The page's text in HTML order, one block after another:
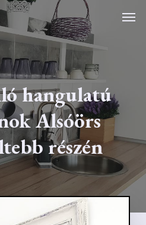
hangulatú
Alsóörs
részén